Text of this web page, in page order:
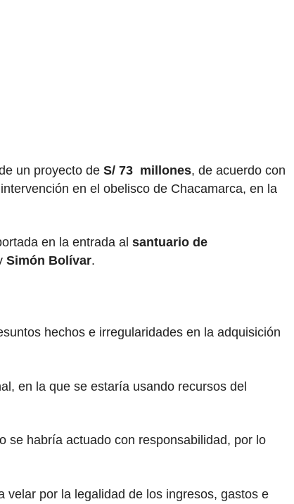
un proyecto de S/ 73 millones, de acuerdo con
en el obelisco de Chacamarca, en la
en la entrada al santuario de
Simón Bolívar.
hechos e irregularidades en la adquisición
en la que se estaría usando recursos del
se habría actuado con responsabilidad, por lo
velar por la legalidad de los ingresos, gastos e